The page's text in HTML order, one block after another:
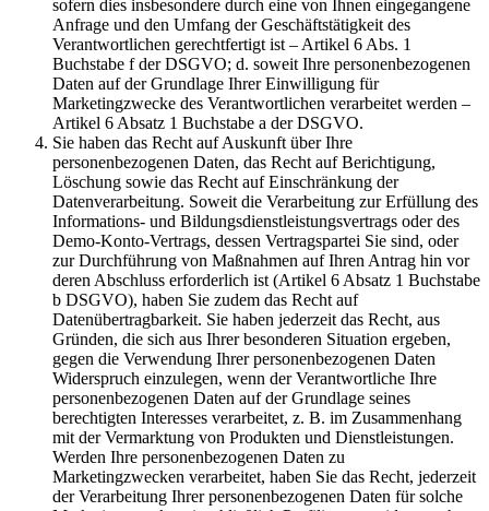
sofern dies insbesondere durch eine von Ihnen eingegangene
Anfrage und den Umfang der Geschäftstätigkeit des
Verantwortlichen gerechtfertigt ist – Artikel 6 Abs. 1
Buchstabe f der DSGVO; d. soweit Ihre personenbezogenen
Daten auf der Grundlage Ihrer Einwilligung für
Marketingzwecke des Verantwortlichen verarbeitet werden –
Artikel 6 Absatz 1 Buchstabe a der DSGVO.
Sie haben das Recht auf Auskunft über Ihre
personenbezogenen Daten, das Recht auf Berichtigung,
Löschung sowie das Recht auf Einschränkung der
Datenverarbeitung. Soweit die Verarbeitung zur Erfüllung des
Informations- und Bildungsdienstleistungsvertrags oder des
Demo-Konto-Vertrags, dessen Vertragspartei Sie sind, oder
zur Durchführung von Maßnahmen auf Ihren Antrag hin vor
deren Abschluss erforderlich ist (Artikel 6 Absatz 1 Buchstabe
b DSGVO), haben Sie zudem das Recht auf
Datenübertragbarkeit. Sie haben jederzeit das Recht, aus
Gründen, die sich aus Ihrer besonderen Situation ergeben,
gegen die Verwendung Ihrer personenbezogenen Daten
Widerspruch einzulegen, wenn der Verantwortliche Ihre
personenbezogenen Daten auf der Grundlage seines
berechtigten Interesses verarbeitet, z. B. im Zusammenhang
mit der Vermarktung von Produkten und Dienstleistungen.
Werden Ihre personenbezogenen Daten zu
Marketingzwecken verarbeitet, haben Sie das Recht, jederzeit
der Verarbeitung Ihrer personenbezogenen Daten für solche